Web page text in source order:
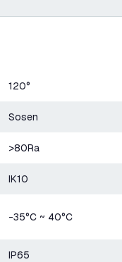
120°
Sosen
>80Ra
IK10
-35°C ~ 40°C
IP65